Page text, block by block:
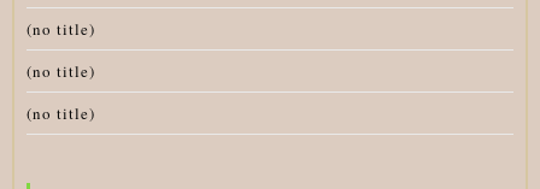
(no title)
(no title)
(no title)